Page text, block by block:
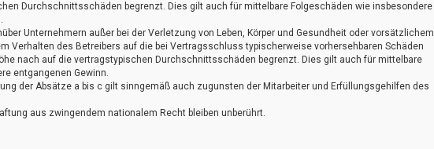
Durchschnittsschäden begrenzt. Dies gilt auch für mittelbare Folgeschäden wie insbesondere
Unternehmern außer bei der Verletzung von Leben, Körper und Gesundheit oder vorsätzlichem
Verhalten des Betreibers auf die bei Vertragsschluss typischerweise vorhersehbaren Schäden
nach auf die vertragstypischen Durchschnittsschäden begrenzt. Dies gilt auch für mittelbare
entgangenen Gewinn.
der Absätze a bis c gilt sinngemäß auch zugunsten der Mitarbeiter und Erfüllungsgehilfen des
aus zwingendem nationalem Recht bleiben unberührt.